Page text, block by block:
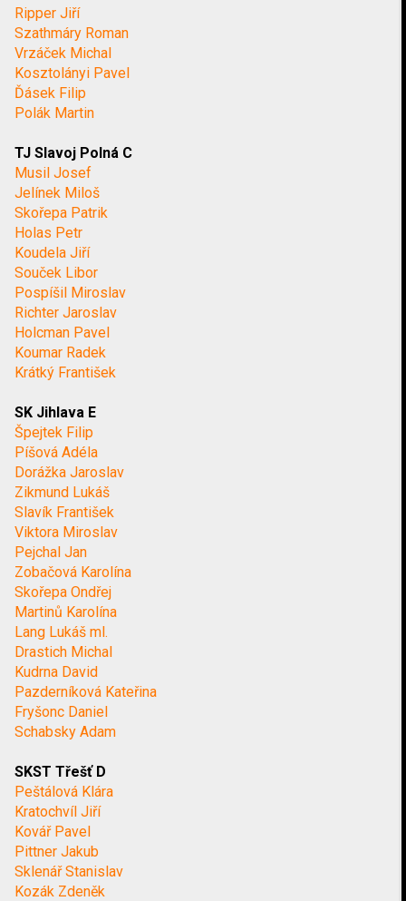
Ripper Jiří
Szathmáry Roman
Vrzáček Michal
Kosztolányi Pavel
Ďásek Filip
Polák Martin
TJ Slavoj Polná C
Musil Josef
Jelínek Miloš
Skořepa Patrik
Holas Petr
Koudela Jiří
Souček Libor
Pospíšil Miroslav
Richter Jaroslav
Holcman Pavel
Koumar Radek
Krátký František
SK Jihlava E
Špejtek Filip
Píšová Adéla
Dorážka Jaroslav
Zikmund Lukáš
Slavík František
Viktora Miroslav
Pejchal Jan
Zobačová Karolína
Skořepa Ondřej
Martinů Karolína
Lang Lukáš ml.
Drastich Michal
Kudrna David
Pazderníková Kateřina
Fryšonc Daniel
Schabsky Adam
SKST Třešť D
Peštálová Klára
Kratochvíl Jiří
Kovář Pavel
Pittner Jakub
Sklenář Stanislav
Kozák Zdeněk